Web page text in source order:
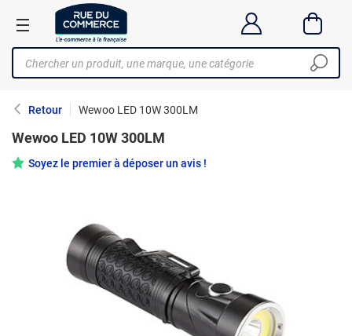
Retour Wewoo LED 10W 300LM
Wewoo LED 10W 300LM
Soyez le premier à déposer un avis !